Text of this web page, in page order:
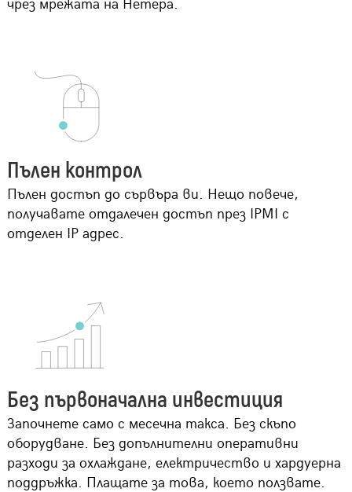
Пълен контрол
Пълен достъп до сървъра ви. Нещо повече,
получавате отдалечен достъп през IPMI с
отделен IP адрес.
Без първоначална инвестиция
Започнете само с месечна такса. Без скъпо
оборудване. Без допълнителни оперативни
разходи за охлаждане, електричество и хардуерна
поддръжка. Плащате за това, което ползвате.